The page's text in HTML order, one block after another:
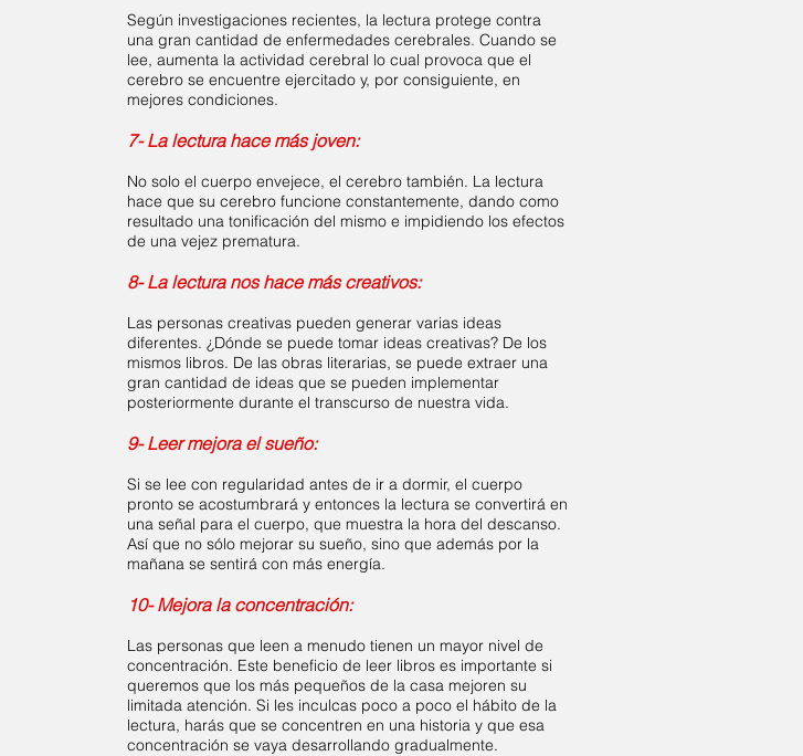
Según investigaciones recientes, la lectura protege contra
una gran cantidad de enfermedades cerebrales. Cuando se
lee, aumenta la actividad cerebral lo cual provoca que el
cerebro se encuentre ejercitado y, por consiguiente, en
mejores condiciones.
7- La lectura hace más joven:
No solo el cuerpo envejece, el cerebro también. La lectura
hace que su cerebro funcione constantemente, dando como
resultado una tonificación del mismo e impidiendo los efectos
de una vejez prematura.
8- La lectura nos hace más creativos:
Las personas creativas pueden generar varias ideas
diferentes. ¿Dónde se puede tomar ideas creativas? De los
mismos libros. De las obras literarias, se puede extraer una
gran cantidad de ideas que se pueden implementar
posteriormente durante el transcurso de nuestra vida.
9- Leer mejora el sueño:
Si se lee con regularidad antes de ir a dormir, el cuerpo
pronto se acostumbrará y entonces la lectura se convertirá en
una señal para el cuerpo, que muestra la hora del descanso.
Así que no sólo mejorar su sueño, sino que además por la
mañana se sentirá con más energía.
10- Mejora la concentración:
Las personas que leen a menudo tienen un mayor nivel de
concentración. Este beneficio de leer libros es importante si
queremos que los más pequeños de la casa mejoren su
limitada atención. Si les inculcas poco a poco el hábito de la
lectura, harás que se concentren en una historia y que esa
concentración se vaya desarrollando gradualmente.